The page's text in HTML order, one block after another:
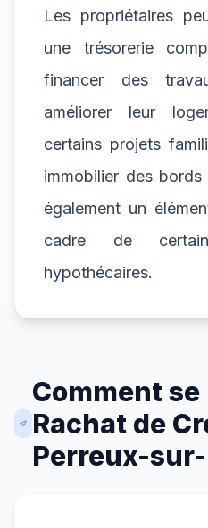
Les propriétaires
une trésorerie
financer des
améliorer leur
certains projets
immobilier des
également un
cadre de
hypothécaires.
Comment
Rachat de
Perreux-